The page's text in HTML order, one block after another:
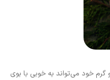
خود می‌تواند به خوبی با بوی